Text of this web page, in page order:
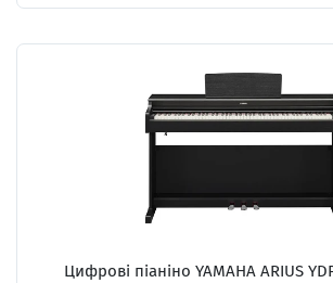
Цифрові піаніно YAMAHA ARIUS